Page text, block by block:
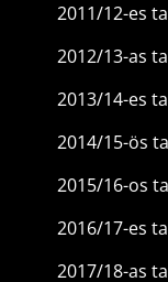
2011/12-es
2012/13-as
2013/14-es
2014/15-ös
2015/16-os
2016/17-es
2017/18-as